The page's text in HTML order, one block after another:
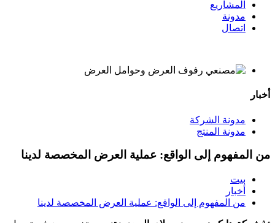
المشاريع
مدونة
اتصال
أخبار
مدونة الشركة
مدونة المنتج
من المفهوم إلى الواقع: عملية العرض المخصصة لدينا
بيت
أخبار
من المفهوم إلى الواقع: عملية العرض المخصصة لدينا